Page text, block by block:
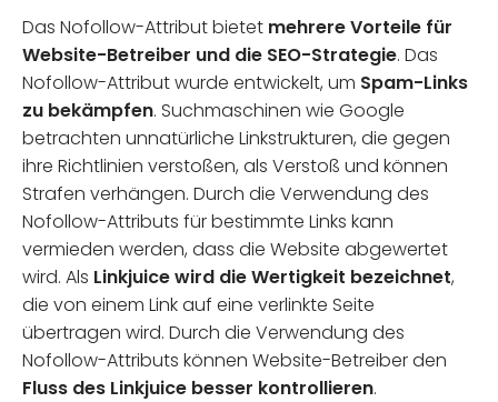
Das Nofollow-Attribut bietet mehrere Vorteile für
Website-Betreiber und die SEO-Strategie. Das
Nofollow-Attribut wurde entwickelt, um Spam-Links
zu bekämpfen. Suchmaschinen wie Google
betrachten unnatürliche Linkstrukturen, die gegen
ihre Richtlinien verstoßen, als Verstoß und können
Strafen verhängen. Durch die Verwendung des
Nofollow-Attributs für bestimmte Links kann
vermieden werden, dass die Website abgewertet
wird. Als Linkjuice wird die Wertigkeit bezeichnet,
die von einem Link auf eine verlinkte Seite
übertragen wird. Durch die Verwendung des
Nofollow-Attributs können Website-Betreiber den
Fluss des Linkjuice besser kontrollieren.